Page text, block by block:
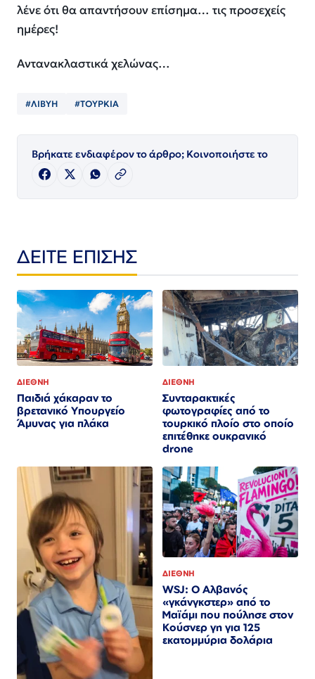
λένε ότι θα απαντήσουν επίσημα… τις προσεχείς
ημέρες!
Αντανακλαστικά χελώνας…
#ΛΙΒΥΗ #ΤΟΥΡΚΙΑ
Βρήκατε ενδιαφέρον το άρθρο; Κοινοποιήστε το
ΔΕΙΤΕ ΕΠΙΣΗΣ
ΔΙΕΘΝΗ
Παιδιά χάκαραν το
βρετανικό Υπουργείο
Άμυνας για πλάκα
ΔΙΕΘΝΗ
Συνταρακτικές
φωτογραφίες από το
τουρκικό πλοίο στο οποίο
επιτέθηκε ουκρανικό
drone
ΔΙΕΘΝΗ
WSJ: Ο Αλβανός
«γκάνγκστερ» από το
Μαϊάμι που πούλησε στον
Κούσνερ γη για 125
εκατομμύρια δολάρια